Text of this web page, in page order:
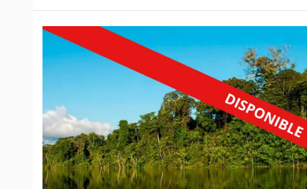
Curso
Especialización
de
proyectos
de
inversión
pública
sobre